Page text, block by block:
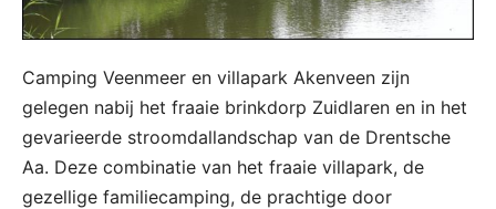
Camping Veenmeer en villapark Akenveen zijn
gelegen nabij het fraaie brinkdorp Zuidlaren en in het
gevarieerde stroomdallandschap van de Drentsche
Aa. Deze combinatie van het fraaie villapark, de
gezellige familiecamping, de prachtige door